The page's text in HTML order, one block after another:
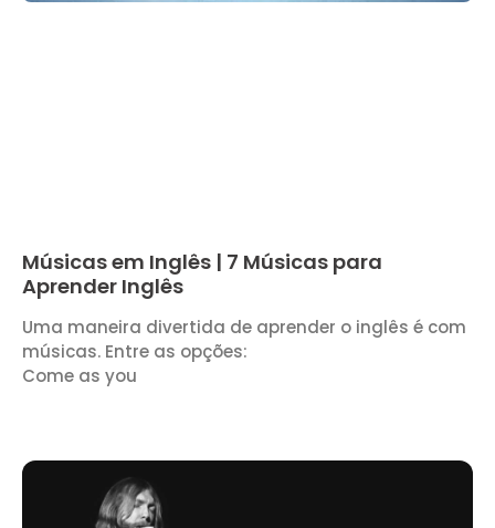
Músicas em Inglês | 7 Músicas para
Aprender Inglês
Uma maneira divertida de aprender o inglês é com
músicas. Entre as opções:
Come as you